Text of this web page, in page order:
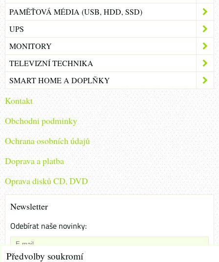
PAMĚŤOVÁ MÉDIA (USB, HDD, SSD)
UPS
MONITORY
TELEVIZNÍ TECHNIKA
SMART HOME A DOPLŇKY
Kontakt
Obchodni podminky
Ochrana osobních údajů
Doprava a platba
Oprava disků CD, DVD
Newsletter
Odebírat naše novinky:
Předvolby soukromí